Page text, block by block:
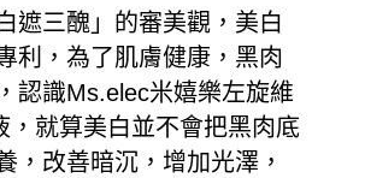
遮三醜」的審美觀，美白
利，為了肌膚健康，黑肉
認識Ms.elec米嬉樂左旋維
，就算美白並不會把黑肉底
，改善暗沉，增加光澤，